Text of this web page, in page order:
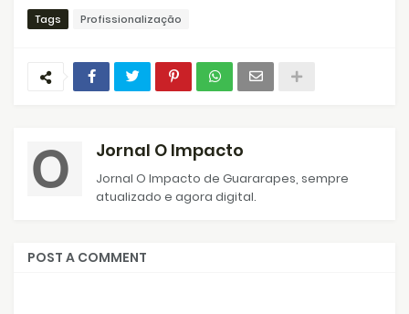
Tags Profissionalização
Jornal O Impacto
Jornal O Impacto de Guararapes, sempre
atualizado e agora digital.
POST A COMMENT